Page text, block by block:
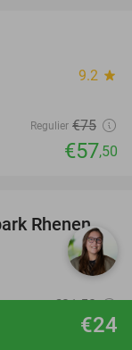
€24
9.2 star
Regulier €75
€57,50
19%
Rhenen
9.5star
€31,50
€25,50